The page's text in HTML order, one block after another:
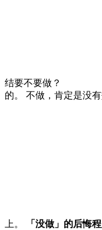
结要不要做？
的。 不做，肯定是没
上。 「没做」的后悔